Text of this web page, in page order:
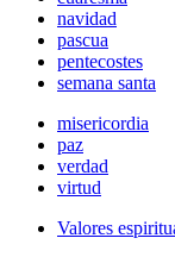
navidad
pascua
pentecostes
semana santa
misericordia
paz
verdad
virtud
Valores